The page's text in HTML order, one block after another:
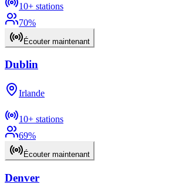
10+ stations
70%
Écouter maintenant
Dublin
Irlande
10+ stations
69%
Écouter maintenant
Denver